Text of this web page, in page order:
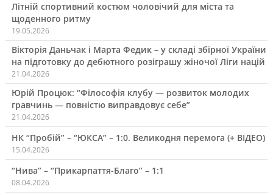
Літній спортивний костюм чоловічий для міста та
щоденного ритму
19.05.2026
Вікторія Даньчак і Марта Федик – у складі збірної України
на підготовку до дебютного розіграшу жіночої Ліги націй
21.04.2026
Юрій Процюк: “Філософія клубу — розвиток молодих
гравчинь — повністю виправдовує себе”
21.04.2026
НК “Пробій” – “ЮКСА” – 1:0. Великодня перемога (+ ВІДЕО)
15.04.2026
“Нива” – “Прикарпаття-Благо” – 1:1
08.04.2026